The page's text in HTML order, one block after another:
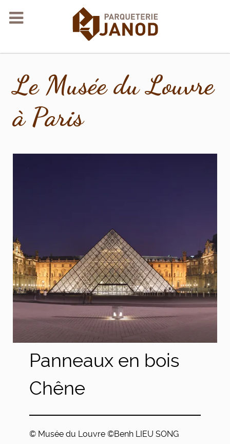
Le Musée du Louvre
à Paris
Panneaux en bois
Chêne
© Musée du Louvre ©Benh LIEU SONG